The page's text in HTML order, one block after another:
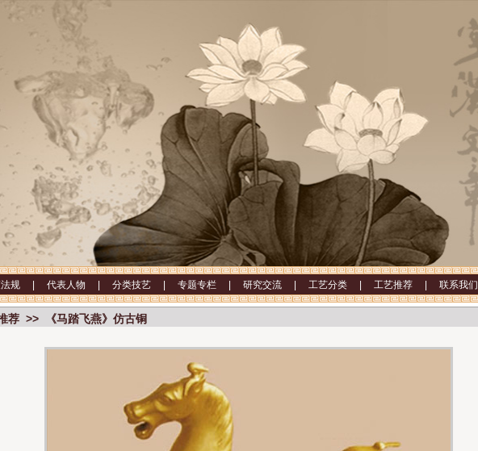
法规 | 代表人物 | 分类技艺 | 专题专栏 | 研究交流 | 工艺分类 | 工艺推荐 | 联系我们
荐 >> 《马踏飞燕》仿古铜